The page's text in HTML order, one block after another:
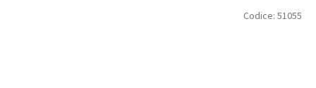
Codice: 51055